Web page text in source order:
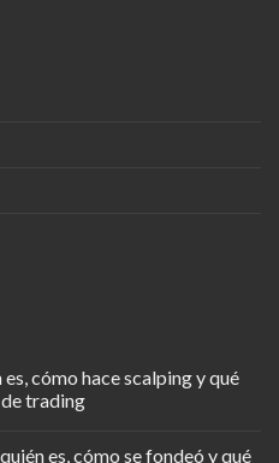
cómo hace scalping y qué
de trading
es, cómo se fondeó y qué